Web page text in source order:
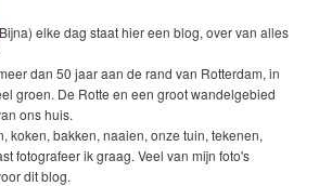
elke dag staat hier een blog, over van alles
dan 50 jaar aan de rand van Rotterdam, in
groen. De Rotte en een groot wandelgebied
ons huis.
koken, bakken, naaien, onze tuin, tekenen,
fotografeer ik graag. Veel van mijn foto's
dit blog.